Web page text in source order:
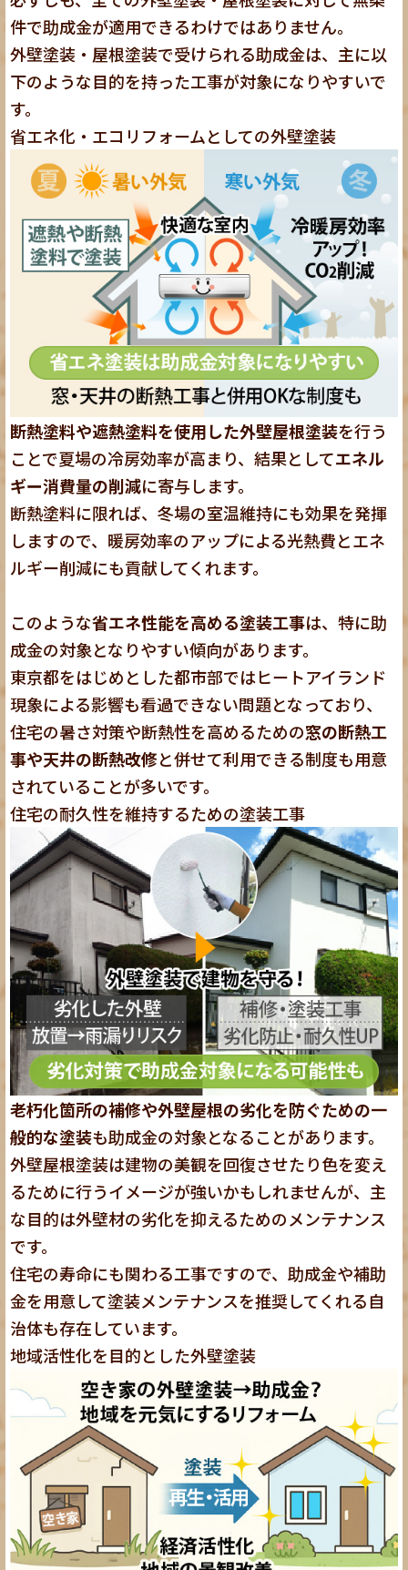
件で助成金が適用できるわけではありません。
外壁塗装・屋根塗装で受けられる助成金は、主に以
下のような目的を持った工事が対象になりやすいで
す。
省エネ化・エコリフォームとしての外壁塗装
断熱塗料や遮熱塗料を使用した外壁屋根塗装を行う
ことで夏場の冷房効率が高まり、結果としてエネル
ギー消費量の削減に寄与します。
断熱塗料に限れば、冬場の室温維持にも効果を発揮
しますので、暖房効率のアップによる光熱費とエネ
ルギー削減にも貢献してくれます。
このような省エネ性能を高める塗装工事は、特に助
成金の対象となりやすい傾向があります。
東京都をはじめとした都市部ではヒートアイランド
現象による影響も看過できない問題となっており、
住宅の暑さ対策や断熱性を高めるための窓の断熱工
事や天井の断熱改修と併せて利用できる制度も用意
されていることが多いです。
住宅の耐久性を維持するための塗装工事
老朽化箇所の補修や外壁屋根の劣化を防ぐための一
般的な塗装も助成金の対象となることがあります。
外壁屋根塗装は建物の美観を回復させたり色を変え
るために行うイメージが強いかもしれませんが、主
な目的は外壁材の劣化を抑えるためのメンテナンス
です。
住宅の寿命にも関わる工事ですので、助成金や補助
金を用意して塗装メンテナンスを推奨してくれる自
治体も存在しています。
地域活性化を目的とした外壁塗装